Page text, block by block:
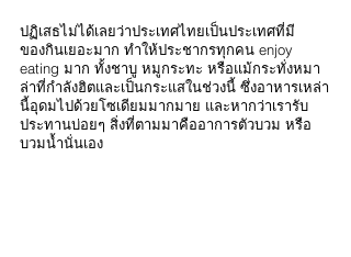
ปฏิเสธไม่ได้เลยว่าประเทศไทยเป็นประเทศที่มี
ของกินเยอะมาก ทำให้ประชากรทุกคน enjoy
eating มาก ทั้งชาบู หมูกระทะ หรือแม้กระทั่งหมา
ล่าที่กำลังฮิตและเป็นกระแสในช่วงนี้ ซึ่งอาหารเหล่า
นี้อุดมไปด้วยโซเดียมมากมาย และหากว่าเรารับ
ประทานบ่อยๆ สิ่งที่ตามมาคืออาการตัวบวม หรือ
บวมน้ำนั่นเอง